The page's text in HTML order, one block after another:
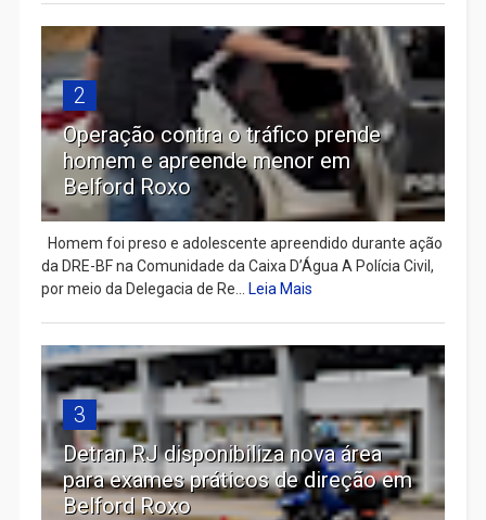
2
Operação contra o tráfico prende
homem e apreende menor em
Belford Roxo
Homem foi preso e adolescente apreendido durante ação
da DRE-BF na Comunidade da Caixa D’Água A Polícia Civil,
por meio da Delegacia de Re... Leia Mais
3
Detran RJ disponibiliza nova área
para exames práticos de direção em
Belford Roxo